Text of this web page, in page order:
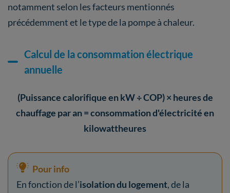
notamment selon les facteurs mentionnés
précédemment et le type de la pompe à chaleur.
Calcul de la consommation électrique
annuelle
(Puissance calorifique en kW ÷ COP) × heures de
chauffage par an = consommation d'électricité en
kilowattheures
Pour info
En fonction de l’isolation du logement, de la